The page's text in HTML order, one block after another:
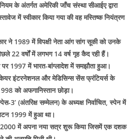
के अंतर्गत अमेरिकी जाँच संस्था सीआईए द्वारा
में स्वीकार किया गया की वह मस्तिष्क नियंत्रण
ने 1989 में विपक्षी नेता आंग सांग सूकी को उनके
22 वर्षों में लगभग 14 वर्ष गृह कैद रही हैं।
1997 में भारत-बांग्लादेश में समझौता हुआ।
केयर इंटरनेशनल और मेडिसिन्स सेंस फ्रंटियर्स के
को अफगानिस्तान छोड़ा।
3’ (अंतरिक्ष सम्मेलन) के अध्यक्ष निर्वाचित, स्पेन में
1999 में हुआ था।
ने 2000 में अपना नया सत्र शुरू किया जिसमें एक दशक